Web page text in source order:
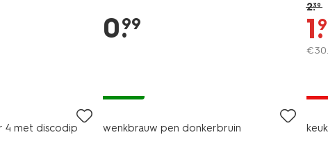
0.
99
2.39
1.
€30.
4 met discodip wenkbrauw pen donkerbruin